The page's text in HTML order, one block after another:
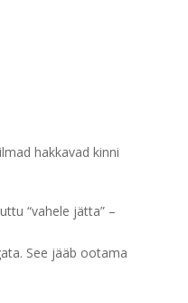
hakkavad kinni
“vahele jätta” –
See jääb ootama